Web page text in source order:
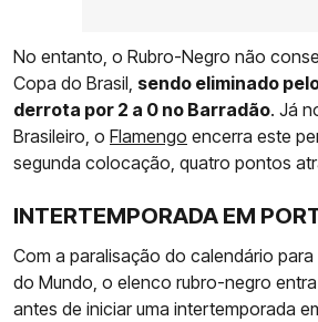
No entanto, o Rubro-Negro não
Copa do Brasil, sendo eliminado
derrota por 2 a 0 no Barradão. Já
Brasileiro, o Flamengo encerra este
segunda colocação, quatro pontos
INTERTEMPORADA EM
Com a paralisação do calendário
do Mundo, o elenco rubro-negro
antes de iniciar uma intertemporada